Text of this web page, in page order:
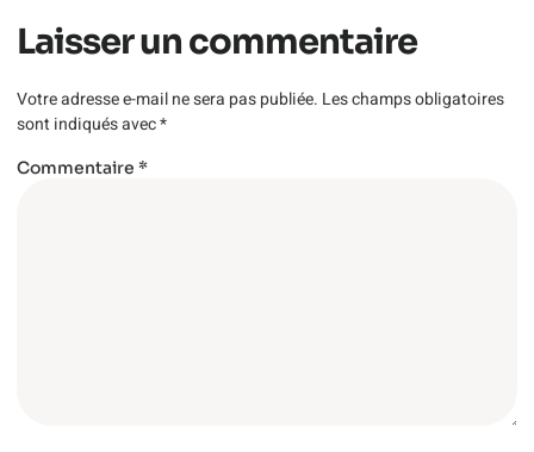
Laisser un commentaire
Votre adresse e-mail ne sera pas publiée. Les champs obligatoires
sont indiqués avec*
Commentaire *